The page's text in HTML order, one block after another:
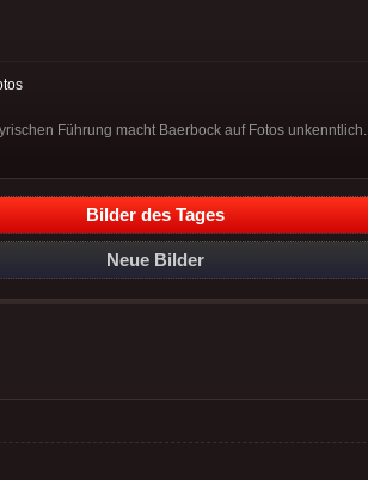
Führung macht Baerbock auf Fotos unkenntlich.
Bilder des Tages
Neue Bilder